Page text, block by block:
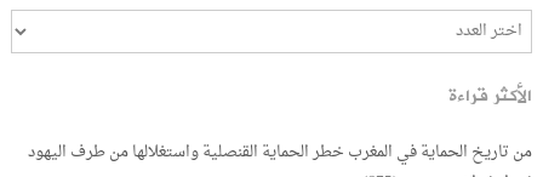
الأكثر قراءة
من تاريخ الحماية في المغرب خطر الحماية القنصلية واستغلالها من طرف اليهود